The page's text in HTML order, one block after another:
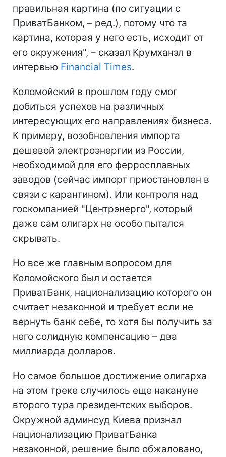
правильная картина (по ситуации с
ПриватБанком, – ред.), потому что та
картина, которая у него есть, исходит от
его окружения", – сказал Крумханзл в
интервью Financial Times.
Коломойский в прошлом году смог
добиться успехов на различных
интересующих его направлениях бизнеса.
К примеру, возобновления импорта
дешевой электроэнергии из России,
необходимой для его ферросплавных
заводов (сейчас импорт приостановлен в
связи с карантином). Или контроля над
госкомпанией "Центрэнерго", который
даже сам олигарх не особо пытался
скрывать.
Но все же главным вопросом для
Коломойского был и остается
ПриватБанк, национализацию которого он
считает незаконной и требует если не
вернуть банк себе, то хотя бы получить за
него солидную компенсацию – два
миллиарда долларов.
Но самое большое достижение олигарха
на этом треке случилось еще накануне
второго тура президентских выборов.
Окружной админсуд Киева признал
национализацию ПриватБанка
незаконной, решение было обжаловано,